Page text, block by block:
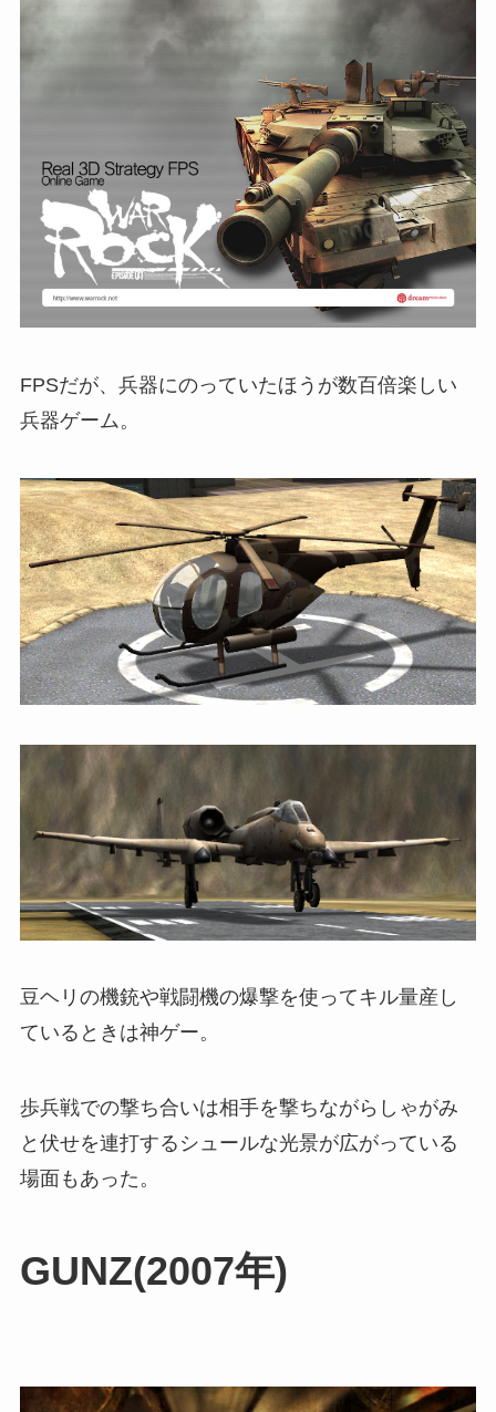
FPSだが、兵器にのっていたほうが数百倍楽しい
兵器ゲーム。
豆ヘリの機銃や戦闘機の爆撃を使ってキル量産し
ているときは神ゲー。
歩兵戦での撃ち合いは相手を撃ちながらしゃがみ
と伏せを連打するシュールな光景が広がっている
場面もあった。
GUNZ(2007年)